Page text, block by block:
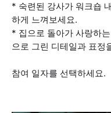
* 숙련된 강사가 워크숍
하게 느껴보세요.
* 집으로 돌아가 사랑하
으로 그린 디테일과 표정
참여 일자를 선택하세요.